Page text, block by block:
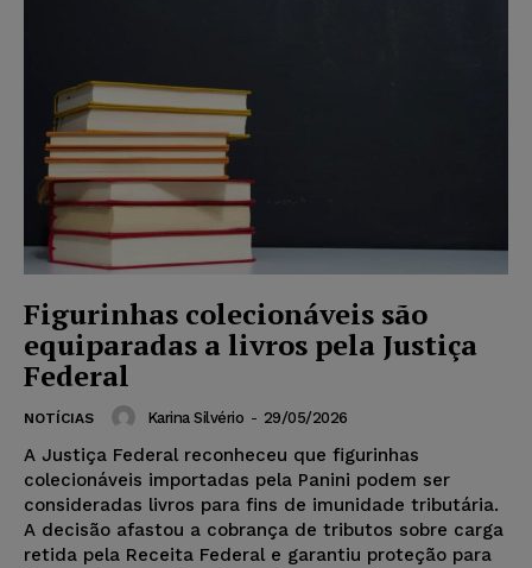
Figurinhas colecionáveis são
equiparadas a livros pela Justiça
Federal
NOTÍCIAS Karina Silvério - 29/05/2026
A Justiça Federal reconheceu que figurinhas
colecionáveis importadas pela Panini podem ser
consideradas livros para fins de imunidade tributária.
A decisão afastou a cobrança de tributos sobre carga
retida pela Receita Federal e garantiu proteção para